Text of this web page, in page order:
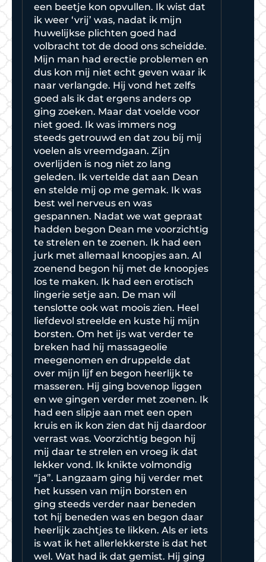
een beetje kon opvullen. Ik wist dat
ik weer ‘vrij’ was, nadat ik mijn
huwelijkse plichten goed had
volbracht tot de dood ons scheidde.
Mijn man had erectie problemen en
dus kon mij niet echt geven waar ik
naar verlangde. Hij vond het zelfs
goed als ik dat ergens anders op
ging zoeken. Maar dat voelde voor
niet goed. Ik was immers nog
steeds getrouwd en dat zou bij mij
voelen als vreemdgaan. Zijn
overlijden is nog niet zo lang
geleden. Ik vertelde dat aan Dean
en stelde mij op me gemak. Ik was
best wel nerveus en was
gespannen. Nadat we wat gepraat
hadden begon Dean me voorzichtig
te strelen en te zoenen. Ik had een
jurk met allemaal knoopjes aan. Al
zoenend begon hij met de knoopjes
los te maken. Ik had een erotisch
lingerie setje aan. De man wil
tenslotte ook wat moois zien. Heel
liefdevol streelde en kuste hij mijn
borsten. Om het ijs wat verder te
breken had hij massageolie
meegenomen en druppelde dat
over mijn lijf en begon heerlijk te
masseren. Hij ging bovenop liggen
en we gingen verder met zoenen. Ik
had een slipje aan met een open
kruis en ik kon zien dat hij daardoor
verrast was. Voorzichtig begon hij
mij daar te strelen en vroeg ik dat
lekker vond. Ik knikte volmondig
“ja”. Langzaam ging hij verder met
het kussen van mijn borsten en
ging steeds verder naar beneden
tot hij beneden was en begon daar
heerlijk zachtjes te likken. Als er iets
is wat ik het allerlekkerste is dat het
wel. Wat had ik dat gemist. Hij ging